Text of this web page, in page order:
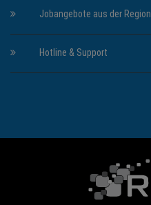
Jobangebote aus der Region
Hotline & Support